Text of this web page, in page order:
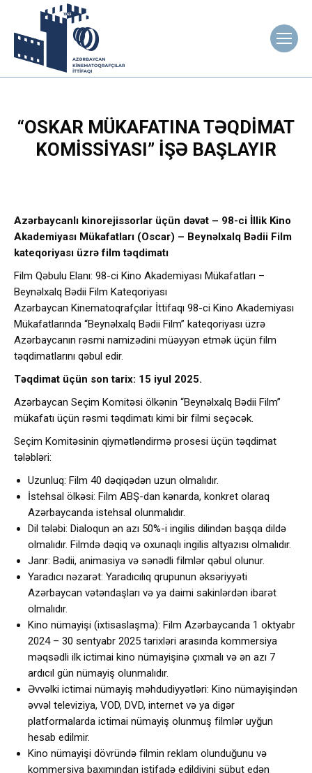
“OSKAR MÜKAFATINA TƏQDIMAT
KOMISSIYASI” IŞƏ BAŞLAYIR
Azərbaycanlı kinorejissorlar üçün dəvət – 98-ci İllik Kino
Akademiyası Mükafatları (Oscar) – Beynəlxalq Bədii Film
kateqoriyası üzrə film təqdimatı
Film Qəbulu Elanı: 98-ci Kino Akademiyası Mükafatları –
Beynəlxalq Bədii Film Kateqoriyası
Azərbaycan Kinematoqrafçılar İttifaqı 98-ci Kino Akademiyası
Mükafatlarında “Beynəlxalq Bədii Film” kateqoriyası üzrə
Azərbaycanın rəsmi namizədini müəyyən etmək üçün film
təqdimatlarını qəbul edir.
Təqdimat üçün son tarix: 15 iyul 2025.
Azərbaycan Seçim Komitəsi ölkənin “Beynəlxalq Bədii Film”
mükafatı üçün rəsmi təqdimatı kimi bir filmi seçəcək.
Seçim Komitəsinin qiymətləndirmə prosesi üçün təqdimat
tələbləri:
Uzunluq: Film 40 dəqiqədən uzun olmalıdır.
İstehsal ölkəsi: Film ABŞ-dan kənarda, konkret olaraq
Azərbaycanda istehsal olunmalıdır.
Dil tələbi: Dialoqun ən azı 50%-i ingilis dilindən başqa dildə
olmalıdır. Filmdə dəqiq və oxunaqlı ingilis altyazısı olmalıdır.
Janr: Bədii, animasiya və sənədli filmlər qəbul olunur.
Yaradıcı nəzarət: Yaradıcılıq qrupunun əksəriyyəti
Azərbaycan vətəndaşları və ya daimi sakinlərdən ibarət
olmalıdır.
Kino nümayişi (ixtisaslaşma): Film Azərbaycanda 1 oktyabr
2024 – 30 sentyabr 2025 tarixləri arasında kommersiya
məqsədli ilk ictimai kino nümayişinə çıxmalı və ən azı 7
ardıcıl gün nümayiş olunmalıdır.
Əvvəlki ictimai nümayiş məhdudiyyətləri: Kino nümayişindən
əvvəl televiziya, VOD, DVD, internet və ya digər
platformalarda ictimai nümayiş olunmuş filmlər uyğun
hesab edilmir.
Kino nümayişi dövründə filmin reklam olunduğunu və
kommersiya baxımından istifadə edildiyini sübut edən